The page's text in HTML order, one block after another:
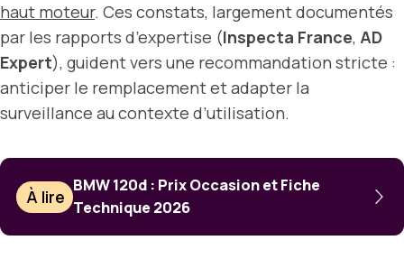
haut moteur. Ces constats, largement documentés
par les rapports d’expertise (Inspecta France, AD
Expert), guident vers une recommandation stricte :
anticiper le remplacement et adapter la
surveillance au contexte d’utilisation.
À lire
BMW 120d : Prix Occasion et Fiche
Technique 2026